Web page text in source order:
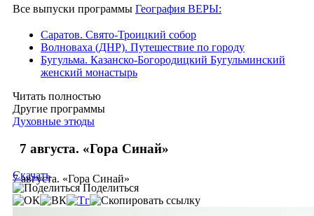
Все выпуски программы География ВЕРЫ:
Саратов. Свято-Троицкий собор
Волноваха (ДНР). Путешествие по городу
Бугульма. Казанско-Богородицкий Бугульминский
женский монастырь
Читать полностью
Другие программы
Духовные этюды
7 августа. «Гора Синай»
7 августа. «Гора Синай»
Скачать
Поделиться